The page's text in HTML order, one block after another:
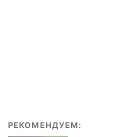
РЕКОМЕНДУЕМ: